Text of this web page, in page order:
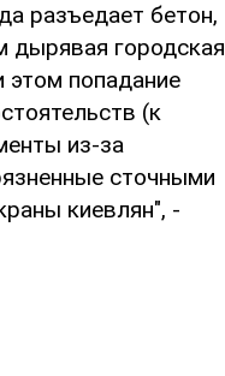
разъедает бетон,
дырявая городская
этом попадание
(к
из-за
сточными
киевлян", -